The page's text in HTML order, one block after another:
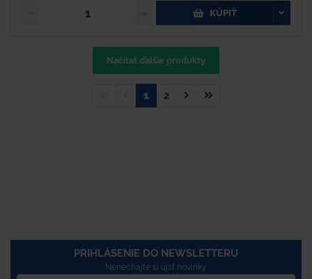
KÚPIŤ
Načítať ďalšie produkty
1 2
PRIHLÁSENIE DO NEWSLETTERU
Nenechajte si újsť novinky